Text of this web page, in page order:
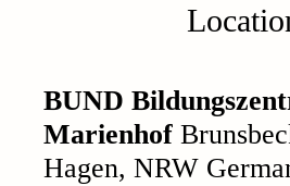
BUND
Marienhof
Hagen, NRW